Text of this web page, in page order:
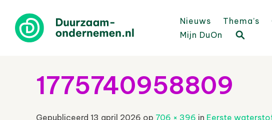
Nieuws Thema’s
Mijn DuOn
1775740958809
Gepubliceerd 13 april 2026 op 706 × 396 in Eerste